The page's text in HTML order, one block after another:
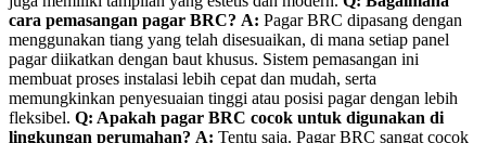
cara pemasangan pagar BRC? A: Pagar BRC dipasang dengan
menggunakan tiang yang telah disesuaikan, di mana setiap panel
pagar diikatkan dengan baut khusus. Sistem pemasangan ini
membuat proses instalasi lebih cepat dan mudah, serta
memungkinkan penyesuaian tinggi atau posisi pagar dengan lebih
fleksibel. Q: Apakah pagar BRC cocok untuk digunakan di
lingkungan perumahan? A: Tentu saja. Pagar BRC sangat cocok